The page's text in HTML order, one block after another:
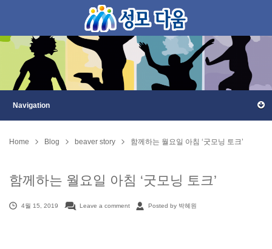
Home Blog beaver story 함께하는 월요일 아침 ‘굿모닝 토크’
함께하는 월요일 아침 ‘굿모닝 토크’
4월 15, 2019 Leave a comment Posted by 박혜원